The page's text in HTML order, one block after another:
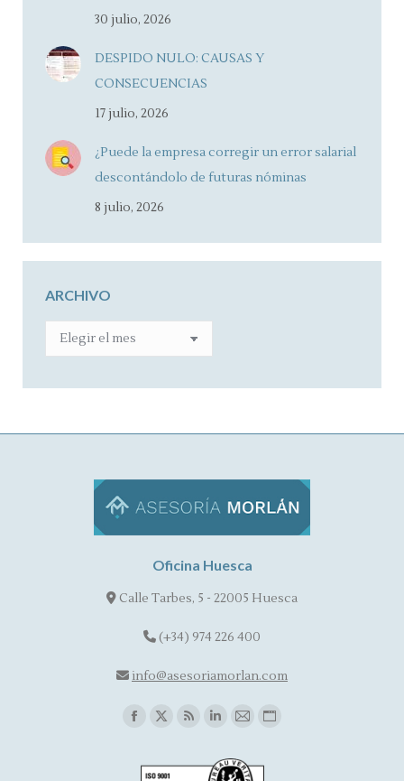
30 julio, 2026
DESPIDO NULO: CAUSAS Y
CONSECUENCIAS
17 julio, 2026
¿Puede la empresa corregir un error salarial
descontándolo de futuras nóminas
8 julio, 2026
ARCHIVO
ARCHIVO
Oficina Huesca
Calle Tarbes, 5 - 22005 Huesca
(+34) 974 226 400
info@asesoriamorlan.com
Facebook
opens
X
opens
Rss
opens
Linkedin
opens
Mail
opens
Website